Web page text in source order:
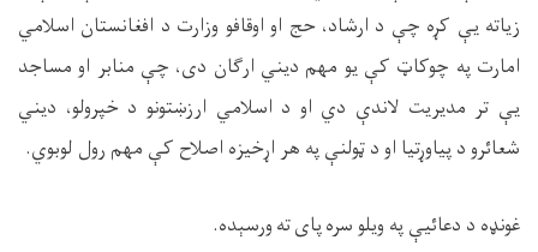
زیاته یې کړه چې د ارشاد، حج او اوقافو وزارت د افغانستان اسلامي
امارت په چوکاټ کې یو مهم دیني ارګان دی، چې منابر او مساجد
یې تر مدیریت لاندې دي او د اسلامي ارزښتونو د خپرولو، دیني
شعائرو د پیاوړتیا او د ټولنې په هر اړخیزه اصلاح کې مهم رول لوبوي.
غونډه د دعائیې په ویلو سره پای ته ورسېده.